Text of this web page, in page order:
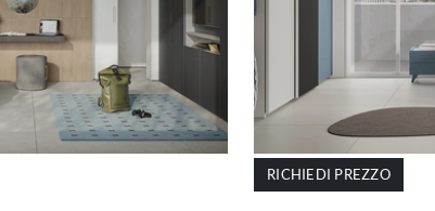
RICHIEDI PREZZO